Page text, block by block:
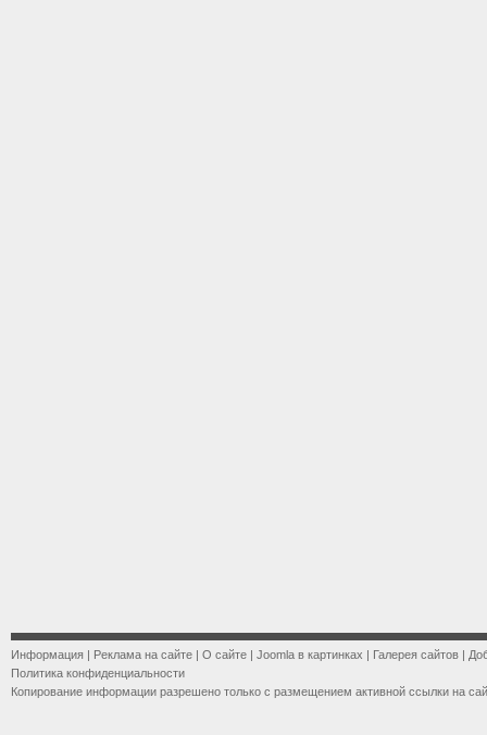
Информация | Реклама на сайте | О сайте | Joomla в картинках | Галерея сайтов |
Политика конфиденциальности
Копирование информации разрешено только с размещением активной ссылки на